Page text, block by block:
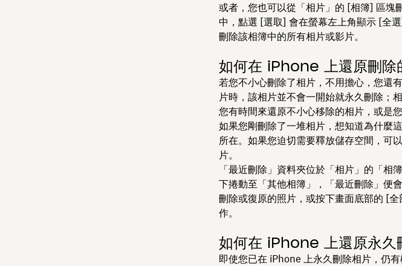
或者，您也可以從「相片」的 [相簿] 區塊
中，點選 [選取] 會在螢幕左上角顯示 [全
刪除該相簿中的所有相片或影片。
如何在 iPhone 上還原刪除
若您不小心刪除了相片，不用擔心，您還
片時，該相片並不會一開始就永久刪除；
您有時間來還原不小心移除的相片，或是
如果您剛刪除了一堆相片，想知道為什麼
所在。如果您迫切需要釋放儲存空間，可
片。
「最近刪除」資料夾位於「相片」的「相
下捲動至「其他相簿」，「最近刪除」便
刪除或復原的照片，或按下畫面底部的 [全
作。
如何在 iPhone 上還原永久
即使您已在 iPhone 上永久刪除相片，仍